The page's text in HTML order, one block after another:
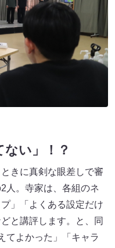
い」！？
きに真剣な眼差しで審
人。寺家は、各組のネ
」「よくある設定だけ
と講評します。と、同
てよかった」「キャラ